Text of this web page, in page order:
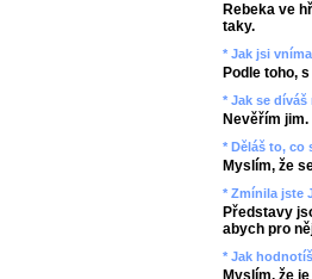
Rebeka ve
taky.
* Jak jsi
Podle toho,
* Jak se
Nevěřím jim.
* Děláš to, co
Myslím, že
* Zmínila jste
Představy
abych pro
* Jak